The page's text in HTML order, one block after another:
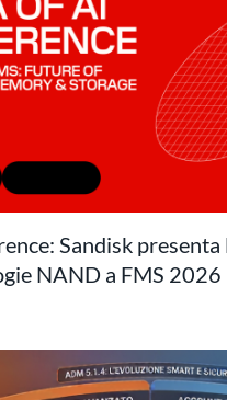
Sandisk presenta
NAND a FMS 2026